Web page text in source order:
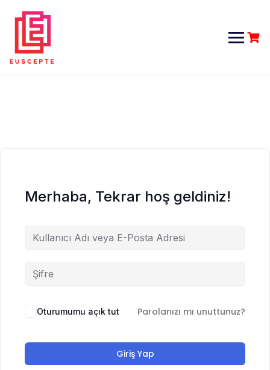
content
Merhaba, Tekrar hoş geldiniz!
Oturumumu açık tut Parolanızı mı unuttunuz?
Giriş Yap